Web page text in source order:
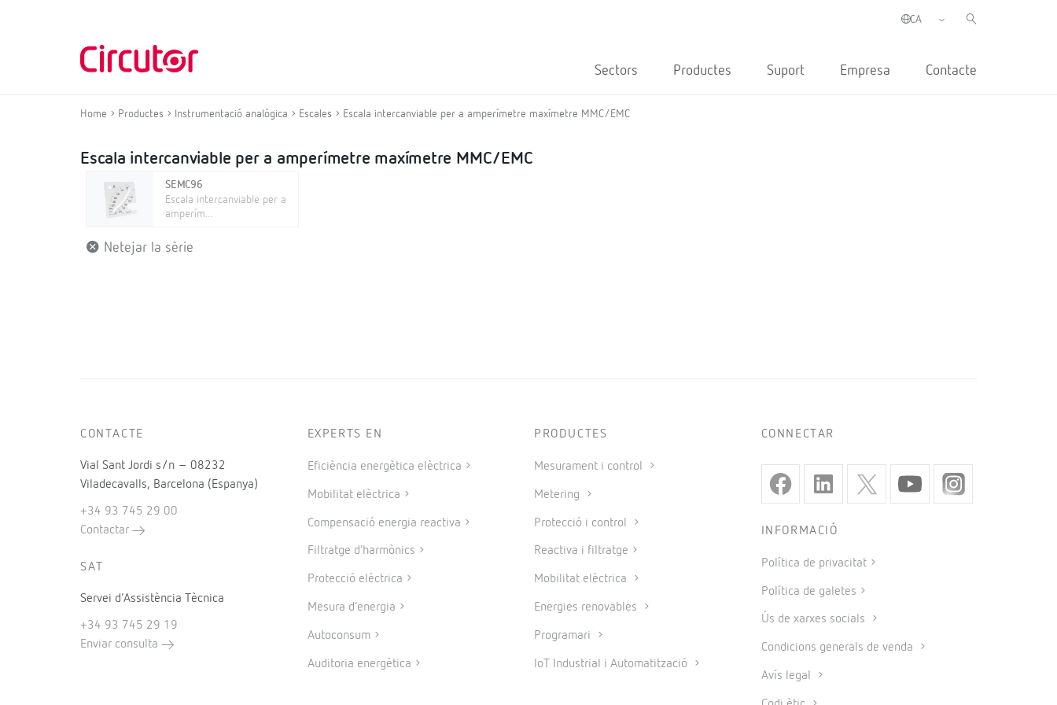
Sectors Productes Suport Empresa Contacte
Home Productes Instrumentació analògica Escales Escala intercanviable per a amperímetre maxímetre MMC/EMC
Escala intercanviable per a amperímetre maxímetre MMC/EMC
SEMC96
Escala intercanviable per a
amperím...
Netejar la sèrie
CONTACTE
Vial Sant Jordi s/n – 08232
Viladecavalls, Barcelona (Espanya)
+34 93 745 29 00
Contactar
SAT
Servei d’Assistència Tècnica
+34 93 745 29 19
Enviar consulta
EXPERTS EN
Eficiència energètica elèctrica
Mobilitat elèctrica
Compensació energia reactiva
Filtratge d’harmònics
Protecció elèctrica
Mesura d’energia
Autoconsum
Auditoria energètica
PRODUCTES
Mesurament i control
Metering
Protecció i control
Reactiva i filtratge
Mobilitat elèctrica
Energies renovables
Programari
IoT Industrial i Automatització
CONNECTAR
INFORMACIÓ
Política de privacitat
Política de galetes
Ús de xarxes socials
Condicions generals de venda
Avís legal